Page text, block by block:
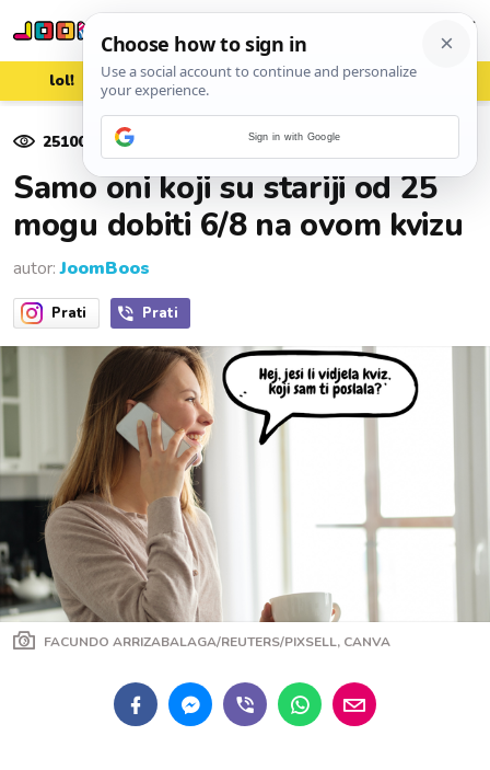
lol! aww vrh! woot?!
25100 pregleda
Samo oni koji su stariji od 25
mogu dobiti 6/8 na ovom kvizu
autor:JoomBoos
Prati Prati
FACUNDO ARRIZABALAGA/REUTERS/PIXSELL, CANVA
Sign in with Google